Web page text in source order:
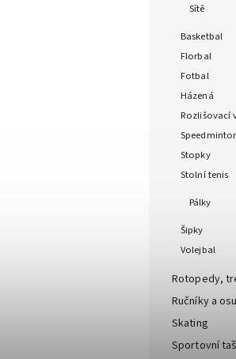
Sítě
Basketbal
Florbal
Fotbal
Házená
Rozlišovací
Stopky
Stolní tenis
Pálky
Šipky
Volejbal
Rotopedy,
Ručníky a
Skating
Sportovní